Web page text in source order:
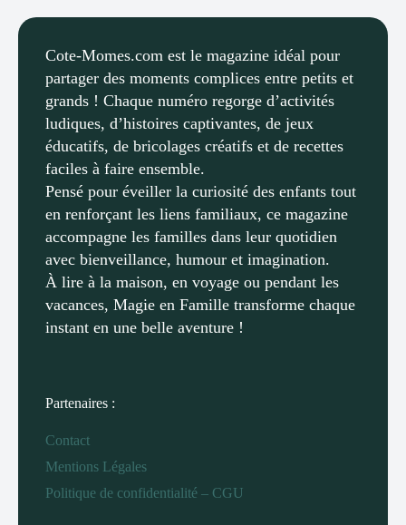
Cote-Momes.com est le magazine idéal pour
partager des moments complices entre petits et
grands ! Chaque numéro regorge d’activités
ludiques, d’histoires captivantes, de jeux
éducatifs, de bricolages créatifs et de recettes
faciles à faire ensemble.
Pensé pour éveiller la curiosité des enfants tout
en renforçant les liens familiaux, ce magazine
accompagne les familles dans leur quotidien
avec bienveillance, humour et imagination.
À lire à la maison, en voyage ou pendant les
vacances, Magie en Famille transforme chaque
instant en une belle aventure !
Partenaires :
Contact
Mentions Légales
Politique de confidentialité – CGU